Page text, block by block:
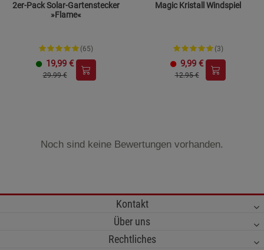
2er-Pack Solar-Gartenstecker
»Flame«
(65)
19,99 €
29.99 €
Magic Kristall Windspiel
(3)
9,99 €
12.95 €
Noch sind keine Bewertungen vorhanden.
Kontakt
Über uns
Rechtliches